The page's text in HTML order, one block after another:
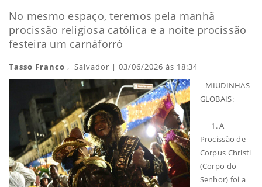
No mesmo espaço, teremos pela manhã
procissão religiosa católica e a noite procissão
festeira um carnáforró
Tasso Franco , Salvador | 03/06/2026 às 18:34
MIUDINHAS
GLOBAIS:
1. A
Procissão de
Corpus Christi
(Corpo do
Senhor) foi a